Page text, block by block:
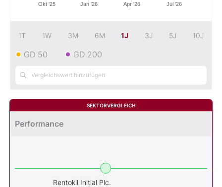
Jan '26 Jul '26
Okt '25 Apr '26
1T 1W 3M 6M 1J 3J 5J 10J
GD 50 GD 200
SEKTORVERGLEICH
Performance
Rentokil Initial Plc.